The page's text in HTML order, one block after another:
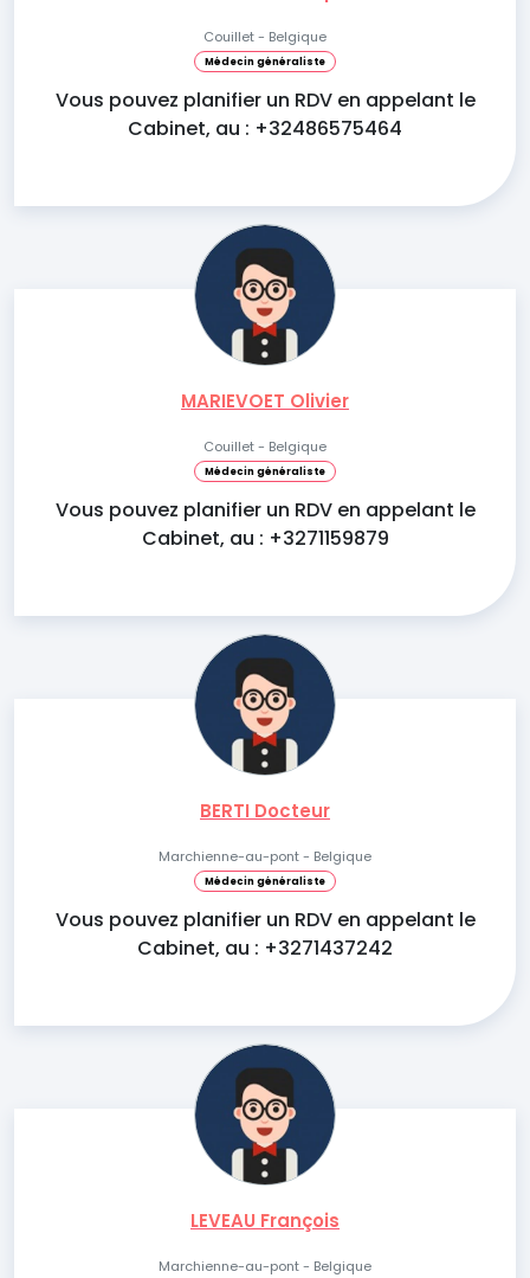
Couillet - Belgique
Médecin généraliste
Vous pouvez planifier un RDV en appelant le
Cabinet, au : +32486575464
MARIEVOET Olivier
Couillet - Belgique
Médecin généraliste
Vous pouvez planifier un RDV en appelant le
Cabinet, au : +3271159879
BERTI Docteur
Marchienne-au-pont - Belgique
Médecin généraliste
Vous pouvez planifier un RDV en appelant le
Cabinet, au : +3271437242
LEVEAU François
Marchienne-au-pont - Belgique